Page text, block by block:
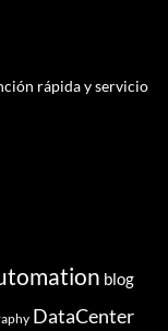
rápida y servicio
blog
DataCenter